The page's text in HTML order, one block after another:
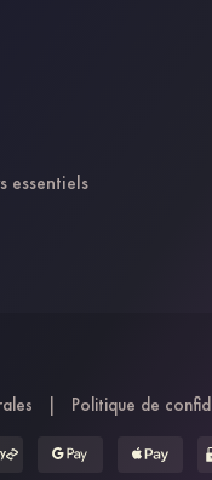
essentiels
Politique de